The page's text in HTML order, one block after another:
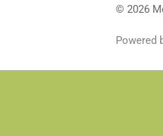
© 2026
Powered